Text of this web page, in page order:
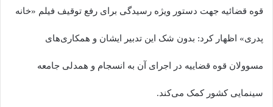
قوه قضائیه جهت دستور ویژه رسیدگی برای رفع توقیف فیلم «خانه
پدری» اظهار کرد: بدون شک این تدبیر ایشان و همکاری‌های
مسوولان قوه قضاییه در اجرای آن به انسجام و همدلی جامعه
سینمایی کشور کمک می‌کند.